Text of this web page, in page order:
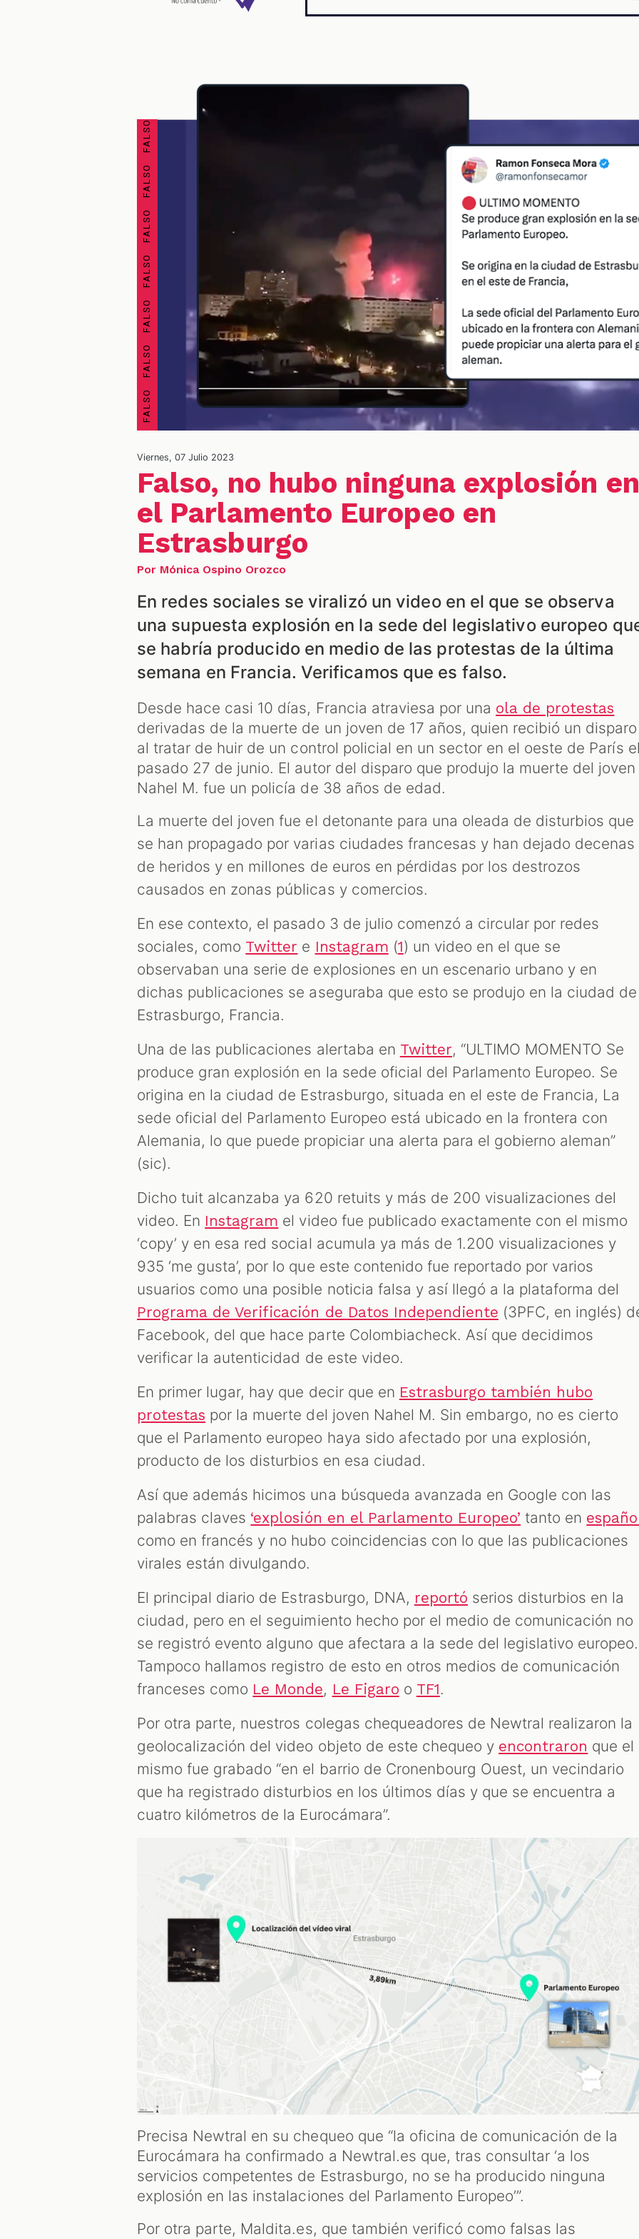
FALSO FALSO FALSO FALSO FALSO FALSO FALSO FALSO
Viernes, 07 Julio 2023
Falso, no hubo ninguna explosión en
el Parlamento Europeo en
Estrasburgo
Por Mónica Ospino Orozco
En redes sociales se viralizó un video en el que se observa
una supuesta explosión en la sede del legislativo europeo
se habría producido en medio de las protestas de la última
semana en Francia. Verificamos que es falso.
Desde hace casi 10 días, Francia atraviesa por una ola de protestas
derivadas de la muerte de un joven de 17 años, quien recibió un disparo
al tratar de huir de un control policial en un sector en el oeste de París
pasado 27 de junio. El autor del disparo que produjo la muerte del joven
Nahel M. fue un policía de 38 años de edad.
La muerte del joven fue el detonante para una oleada de disturbios que
se han propagado por varias ciudades francesas y han dejado decenas
de heridos y en millones de euros en pérdidas por los destrozos
causados en zonas públicas y comercios.
En ese contexto, el pasado 3 de julio comenzó a circular por redes
sociales, como Twitter e Instagram (1) un video en el que se
observaban una serie de explosiones en un escenario urbano y en
dichas publicaciones se aseguraba que esto se produjo en la ciudad de
Estrasburgo, Francia.
Una de las publicaciones alertaba en Twitter, “ULTIMO MOMENTO Se
produce gran explosión en la sede oficial del Parlamento Europeo. Se
origina en la ciudad de Estrasburgo, situada en el este de Francia, La
sede oficial del Parlamento Europeo está ubicado en la frontera con
Alemania, lo que puede propiciar una alerta para el gobierno aleman”
(sic).
Dicho tuit alcanzaba ya 620 retuits y más de 200 visualizaciones del
video. En Instagram el video fue publicado exactamente con el mismo
‘copy’ y en esa red social acumula ya más de 1.200 visualizaciones y
935 ‘me gusta’, por lo que este contenido fue reportado por varios
usuarios como una posible noticia falsa y así llegó a la plataforma del
Programa de Verificación de Datos Independiente (3PFC, en inglés)
Facebook, del que hace parte Colombiacheck. Así que decidimos
verificar la autenticidad de este video.
En primer lugar, hay que decir que en Estrasburgo también hubo
protestas por la muerte del joven Nahel M. Sin embargo, no es cierto
que el Parlamento europeo haya sido afectado por una explosión,
producto de los disturbios en esa ciudad.
Así que además hicimos una búsqueda avanzada en Google con las
palabras claves ‘explosión en el Parlamento Europeo’ tanto en
como en francés y no hubo coincidencias con lo que las publicaciones
virales están divulgando.
El principal diario de Estrasburgo, DNA, reportó serios disturbios en la
ciudad, pero en el seguimiento hecho por el medio de comunicación no
se registró evento alguno que afectara a la sede del legislativo europeo.
Tampoco hallamos registro de esto en otros medios de comunicación
franceses como Le Monde, Le Figaro o TF1.
Por otra parte, nuestros colegas chequeadores de Newtral realizaron la
geolocalización del video objeto de este chequeo y encontraron que el
mismo fue grabado “en el barrio de Cronenbourg Ouest, un vecindario
que ha registrado disturbios en los últimos días y que se encuentra a
cuatro kilómetros de la Eurocámara”.
Precisa Newtral en su chequeo que “la oficina de comunicación de la
Eurocámara ha confirmado a Newtral.es que, tras consultar ‘a los
servicios competentes de Estrasburgo, no se ha producido ninguna
explosión en las instalaciones del Parlamento Europeo’”.
Por otra parte, Maldita.es, que también verificó como falsas las